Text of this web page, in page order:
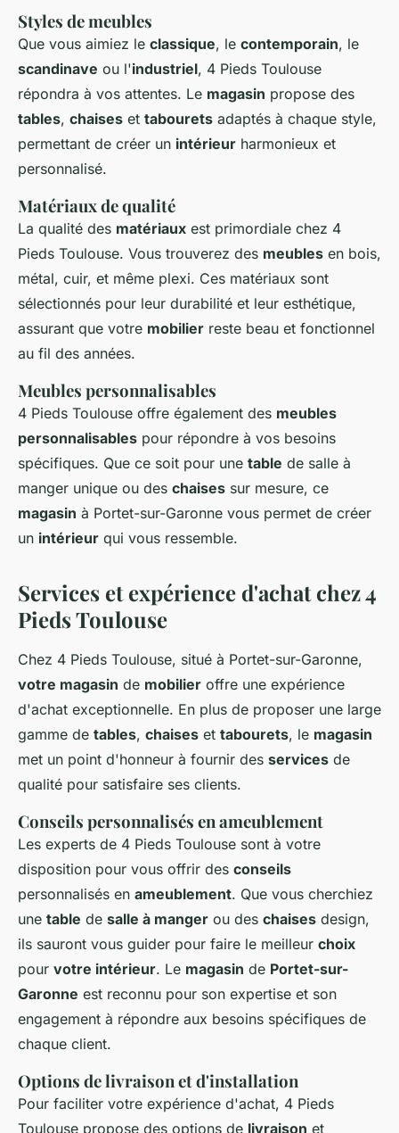
Styles de meubles
Que vous aimiez le classique, le contemporain, le
scandinave ou l'industriel, 4 Pieds Toulouse
répondra à vos attentes. Le magasin propose des
tables, chaises et tabourets adaptés à chaque style,
permettant de créer un intérieur harmonieux et
personnalisé.
Matériaux de qualité
La qualité des matériaux est primordiale chez 4
Pieds Toulouse. Vous trouverez des meubles en bois,
métal, cuir, et même plexi. Ces matériaux sont
sélectionnés pour leur durabilité et leur esthétique,
assurant que votre mobilier reste beau et fonctionnel
au fil des années.
Meubles personnalisables
4 Pieds Toulouse offre également des meubles
personnalisables pour répondre à vos besoins
spécifiques. Que ce soit pour une table de salle à
manger unique ou des chaises sur mesure, ce
magasin à Portet-sur-Garonne vous permet de créer
un intérieur qui vous ressemble.
Services et expérience d'achat chez 4
Pieds Toulouse
Chez 4 Pieds Toulouse, situé à Portet-sur-Garonne,
votre magasin de mobilier offre une expérience
d'achat exceptionnelle. En plus de proposer une large
gamme de tables, chaises et tabourets, le magasin
met un point d'honneur à fournir des services de
qualité pour satisfaire ses clients.
Conseils personnalisés en ameublement
Les experts de 4 Pieds Toulouse sont à votre
disposition pour vous offrir des conseils
personnalisés en ameublement. Que vous cherchiez
une table de salle à manger ou des chaises design,
ils sauront vous guider pour faire le meilleur choix
pour votre intérieur. Le magasin de Portet-sur-
Garonne est reconnu pour son expertise et son
engagement à répondre aux besoins spécifiques de
chaque client.
Options de livraison et d'installation
Pour faciliter votre expérience d'achat, 4 Pieds
Toulouse propose des options de livraison et